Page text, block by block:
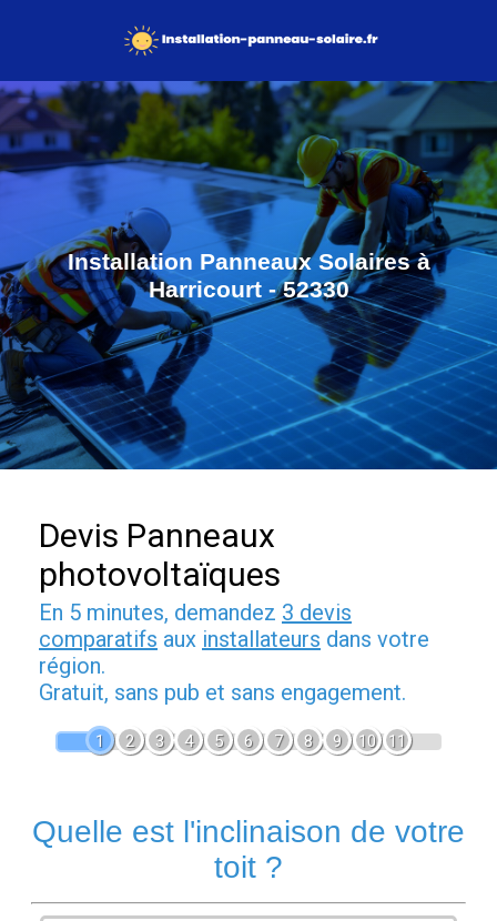
Installation Panneaux Solaires à
Harricourt - 52330
Devis Panneaux
photovoltaïques
En 5 minutes, demandez 3 devis
comparatifs aux installateurs dans votre
région.
Gratuit, sans pub et sans engagement.
1 2 3 4 5 6 7 8 9 10 11
Quelle est l'inclinaison de votre
toit ?